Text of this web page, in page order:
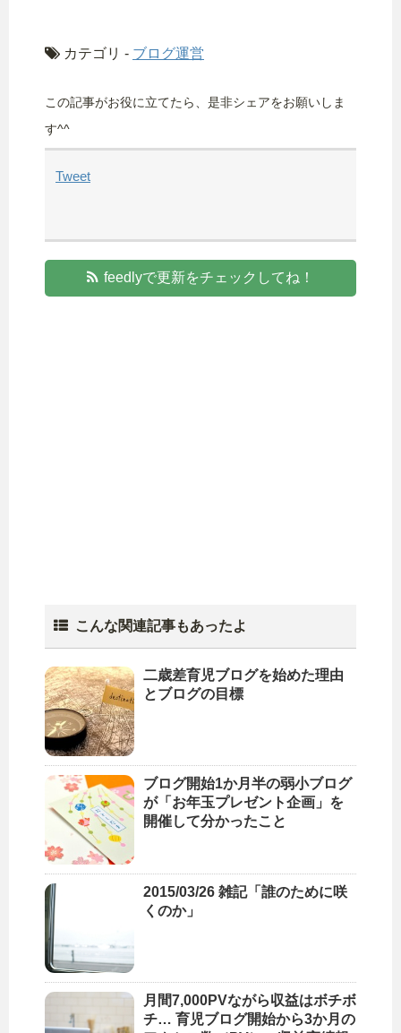
カテゴリ - ブログ運営
この記事がお役に立てたら、是非シェアをお願いしま
す^^
Tweet
feedlyで更新をチェックしてね！
こんな関連記事もあったよ
二歳差育児ブログを始めた理由
とブログの目標
ブログ開始1か月半の弱小ブログ
が「お年玉プレゼント企画」を
開催して分かったこと
2015/03/26 雑記「誰のために咲
くのか」
月間7,000PVながら収益はボチボ
チ… 育児ブログ開始から3か月の